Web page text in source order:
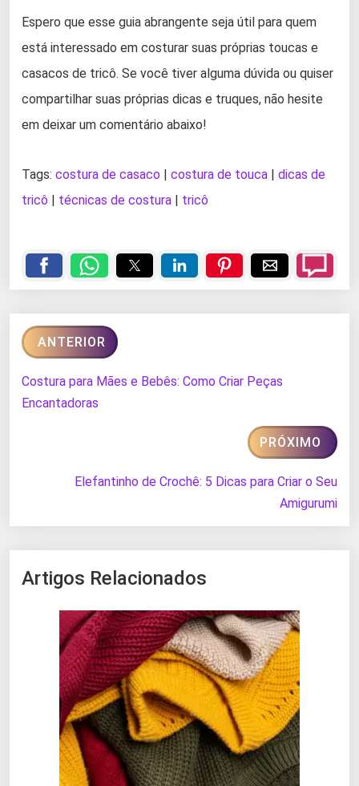
Espero que esse guia abrangente seja útil para quem
está interessado em costurar suas próprias toucas e
casacos de tricô. Se você tiver alguma dúvida ou quiser
compartilhar suas próprias dicas e truques, não hesite
em deixar um comentário abaixo!
Tags: costura de casaco | costura de touca | dicas de
tricô | técnicas de costura | tricô
ANTERIOR
Costura para Mães e Bebês: Como Criar Peças
Encantadoras
PRÓXIMO
Elefantinho de Crochê: 5 Dicas para Criar o Seu
Amigurumi
Artigos Relacionados